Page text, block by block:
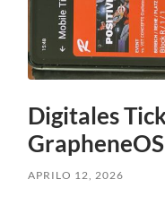
Digitales
APRILO 12, 2026